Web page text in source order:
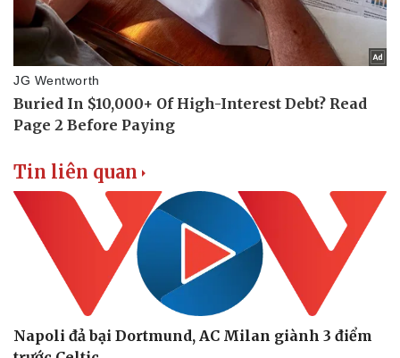
Doanh nghiệp
Doanh nhân
Vì cộng đồng
Chuyển đổi số
Tin liên quan
Napoli đả bại Dortmund, AC Milan giành 3 điểm